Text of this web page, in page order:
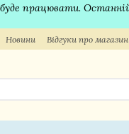
працювати.
Новини Відгуки про магазин